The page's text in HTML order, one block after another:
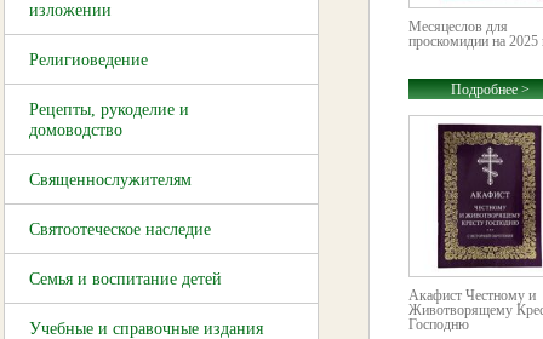
изложении
Религиоведение
Рецепты, рукоделие и
домоводство
Священнослужителям
Святоотеческое наследие
Семья и воспитание детей
Учебные и справочные издания
Месяцеслов для
проскомидии на 2025
Подробнее >
Акафист Честному и
Животворящему
Господню